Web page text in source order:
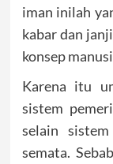
iman inilah
kabar dan
konsep
Karena itu
sistem
selain
semata.